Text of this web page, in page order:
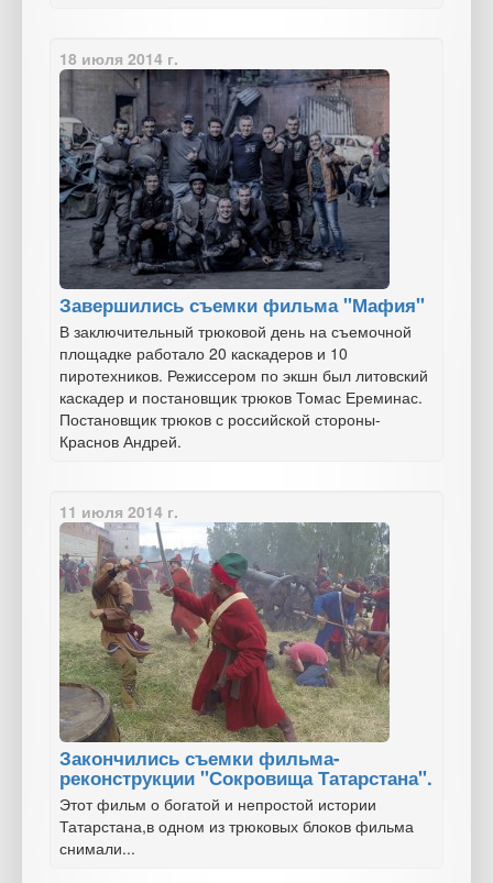
18 июля 2014 г.
Завершились съемки фильма "Мафия"
В заключительный трюковой день на съемочной
площадке работало 20 каскадеров и 10
пиротехников. Режиссером по экшн был литовский
каскадер и постановщик трюков Томас Ереминас.
Постановщик трюков с российской стороны-
Краснов Андрей.
11 июля 2014 г.
Закончились съемки фильма-
реконструкции "Сокровища Татарстана".
Этот фильм о богатой и непростой истории
Татарстана,в одном из трюковых блоков фильма
снимали...